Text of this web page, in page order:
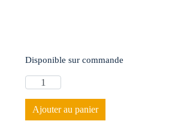
Disponible sur commande
Ajouter au panier